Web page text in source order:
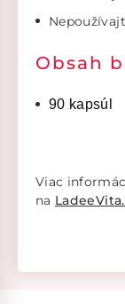
Obsah
90 kapsúl
Viac
na